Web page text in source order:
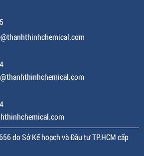
do Sở Kế hoạch và Đầu tư TP.HCM cấp